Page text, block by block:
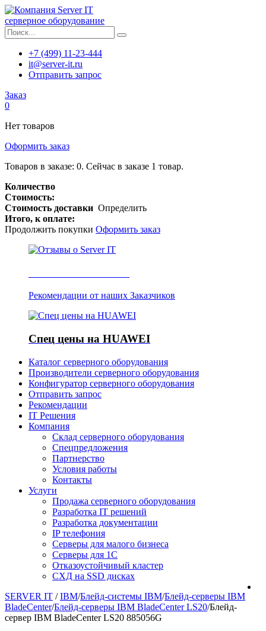
серверное оборудование
+7 (499) 11-23-444
it@server-it.ru
Отправить запрос
Заказ
0
Нет товаров
Оформить заказ
Товаров в заказе: 0. Сейчас в заказе 1 товар.
Количество
Стоимость:
Стоимость доставки Определить
Итого, к оплате:
Продолжить покупки Оформить заказ
Рекомендации от наших Заказчиков
Спец цены на HUAWEI
Каталог серверного оборудования
Производители серверного оборудования
Конфигуратор серверного оборудования
Отправить запрос
Рекомендации
IT Решения
Компания
Склад серверного оборудования
Спецпредложения
Партнерство
Условия работы
Контакты
Услуги
Продажа серверного оборудования
Разработка IT решений
Разработка документации
IP телефония
Серверы для малого бизнеса
Серверы для 1С
Отказоустойчивый кластер
СХД на SSD дисках
SERVER IT / IBM/Блейд-системы IBM/Блейд-серверы IBM
BladeCenter/Блейд-серверы IBM BladeCenter LS20/Блейд-
сервер IBM BladeCenter LS20 885056G